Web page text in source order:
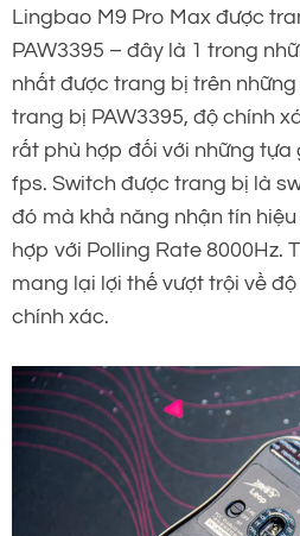
Lingbao M9 Pro Max được
PAW3395 – đây là 1 trong
nhất được trang bị trên
trang bị PAW3395, độ chính
rất phù hợp đối với những
fps. Switch được trang bị là
đó mà khả năng nhận tín
hợp với Polling Rate 8000Hz.
mang lại lợi thế vượt trội về
chính xác.